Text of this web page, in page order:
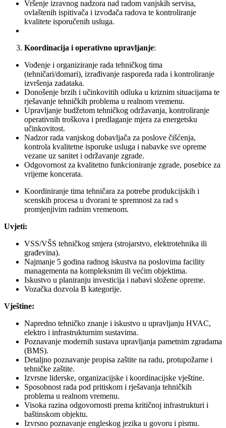
Vršenje izravnog nadzora nad radom vanjskih servisa,
ovlaštenih ispitivača i izvođača radova te kontroliranje
kvalitete isporučenih usluga.
Koordinacija i operativno upravljanje:
Vođenje i organiziranje rada tehničkog tima
(tehničari/domari), izrađivanje rasporeda rada i kontroliranje
izvršenja zadataka.
Donošenje brzih i učinkovitih odluka u kriznim situacijama te
rješavanje tehničkih problema u realnom vremenu.
Upravljanje budžetom tehničkog održavanja, kontroliranje
operativnih troškova i predlaganje mjera za energetsku
učinkovitost.
Nadzor rada vanjskog dobavljača za poslove čišćenja,
kontrola kvalitetne isporuke usluga i nabavke sve opreme
vezane uz sanitet i održavanje zgrade.
Odgovornost za kvalitetno funkcioniranje zgrade, posebice za
vrijeme koncerata.
Koordiniranje tima tehničara za potrebe produkcijskih i
scenskih procesa u dvorani te spremnost za rad s
promjenjivim radnim vremenom.
Uvjeti:
VSS/VŠS tehničkog smjera (strojarstvo, elektrotehnika ili
građevina).
Najmanje 5 godina radnog iskustva na poslovima facility
managementa na kompleksnim ili većim objektima.
Iskustvo u planiranju investicija i nabavi složene opreme.
Vozačka dozvola B kategorije.
Vještine:
Napredno tehničko znanje i iskustvo u upravljanju HVAC,
elektro i infrastrukturnim sustavima.
Poznavanje modernih sustava upravljanja pametnim zgradama
(BMS).
Detaljno poznavanje propisa zaštite na radu, protupožarne i
tehničke zaštite.
Izvrsne liderske, organizacijske i koordinacijske vještine.
Sposobnost rada pod pritiskom i rješavanja tehničkih
problema u realnom vremenu.
Visoka razina odgovornosti prema kritičnoj infrastrukturi i
baštinskom objektu.
Izvrsno poznavanje engleskog jezika u govoru i pismu.